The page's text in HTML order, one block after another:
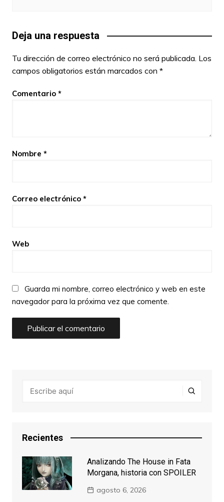
Deja una respuesta
Tu dirección de correo electrónico no será publicada. Los
campos obligatorios están marcados con *
Comentario *
Nombre *
Correo electrónico *
Web
Guarda mi nombre, correo electrónico y web en este
navegador para la próxima vez que comente.
Recientes
Analizando The House in Fata
Morgana, historia con SPOILER
agosto 6, 2026